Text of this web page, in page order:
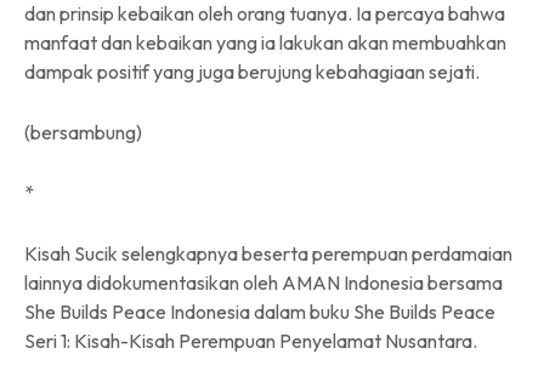
dan prinsip kebaikan oleh orang tuanya. Ia percaya bahwa
manfaat dan kebaikan yang ia lakukan akan membuahkan
dampak positif yang juga berujung kebahagiaan sejati.
(bersambung)
*
Kisah Sucik selengkapnya beserta perempuan perdamaian
lainnya didokumentasikan oleh AMAN Indonesia bersama
She Builds Peace Indonesia dalam buku She Builds Peace
Seri 1: Kisah-Kisah Perempuan Penyelamat Nusantara.